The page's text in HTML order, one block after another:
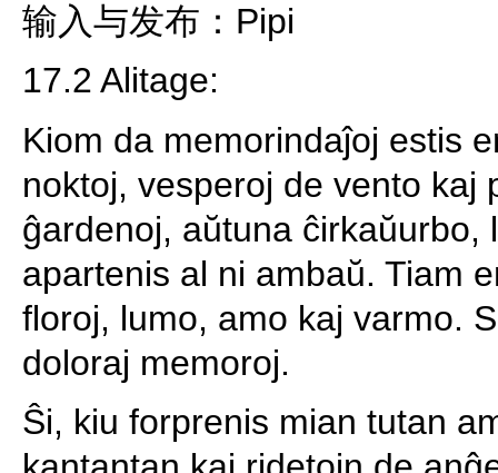
输入与发布：Pipi
17.2 Alitage:
Kiom da memorindaĵoj estis
noktoj, vesperoj de vento kaj
ĝardenoj, aŭtuna ĉirkaŭurbo,
apartenis al ni ambaŭ. Tiam
floroj, lumo, amo kaj varmo.
doloraj memoroj.
Ŝi, kiu forprenis mian tutan